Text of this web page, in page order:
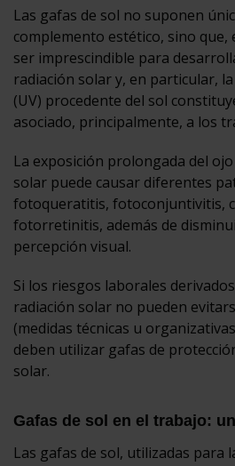
Las gafas de sol no suponen
complemento estético, sino que,
ser imprescindible para
radiación solar y, en particular,
(UV) procedente del sol
asociado, principalmente, a los
La exposición prolongada del
solar puede causar diferentes
fotoqueratitis, fotoconjuntivitis,
fotorretinitis, además de
percepción visual.
Si los riesgos laborales
radiación solar no pueden
(medidas técnicas u
deben utilizar gafas de
solar.
Gafas de sol en el trabajo:
Las gafas de sol, utilizadas para